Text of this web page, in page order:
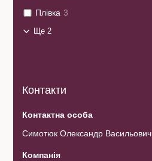
Плівка 3
Ще 2
Контакти
Симотюк Олександр Васильович